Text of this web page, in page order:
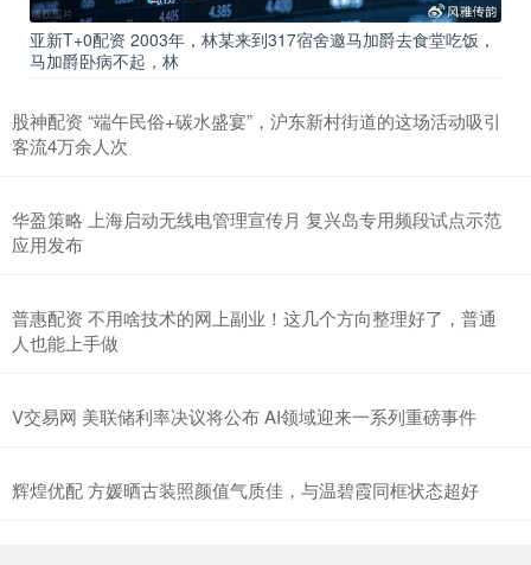
亚新T+0配资 2003年，林某来到317宿舍邀马加爵去食堂吃饭，
马加爵卧病不起，林
股神配资 “端午民俗+碳水盛宴”，沪东新村街道的这场活动吸引
客流4万余人次
华盈策略 上海启动无线电管理宣传月 复兴岛专用频段试点示范
应用发布
普惠配资 不用啥技术的网上副业！这几个方向整理好了，普通
人也能上手做
V交易网 美联储利率决议将公布 AI领域迎来一系列重磅事件
辉煌优配 方媛晒古装照颜值气质佳，与温碧霞同框状态超好